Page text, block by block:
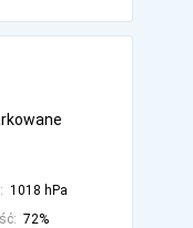
1018 hPa
72%